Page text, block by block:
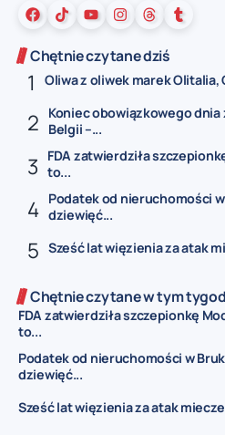
Chętnie czytane dziś
Oliwa z oliwek marek Olitalia,
Koniec obowiązkowego
Belgii –...
FDA zatwierdziła
to...
Podatek od nieruchomości
dziewięć...
Sześć lat więzienia za atak
Chętnie czytane w tym
FDA zatwierdziła szczepionkę
to...
Podatek od nieruchomości w
dziewięć...
Sześć lat więzienia za atak